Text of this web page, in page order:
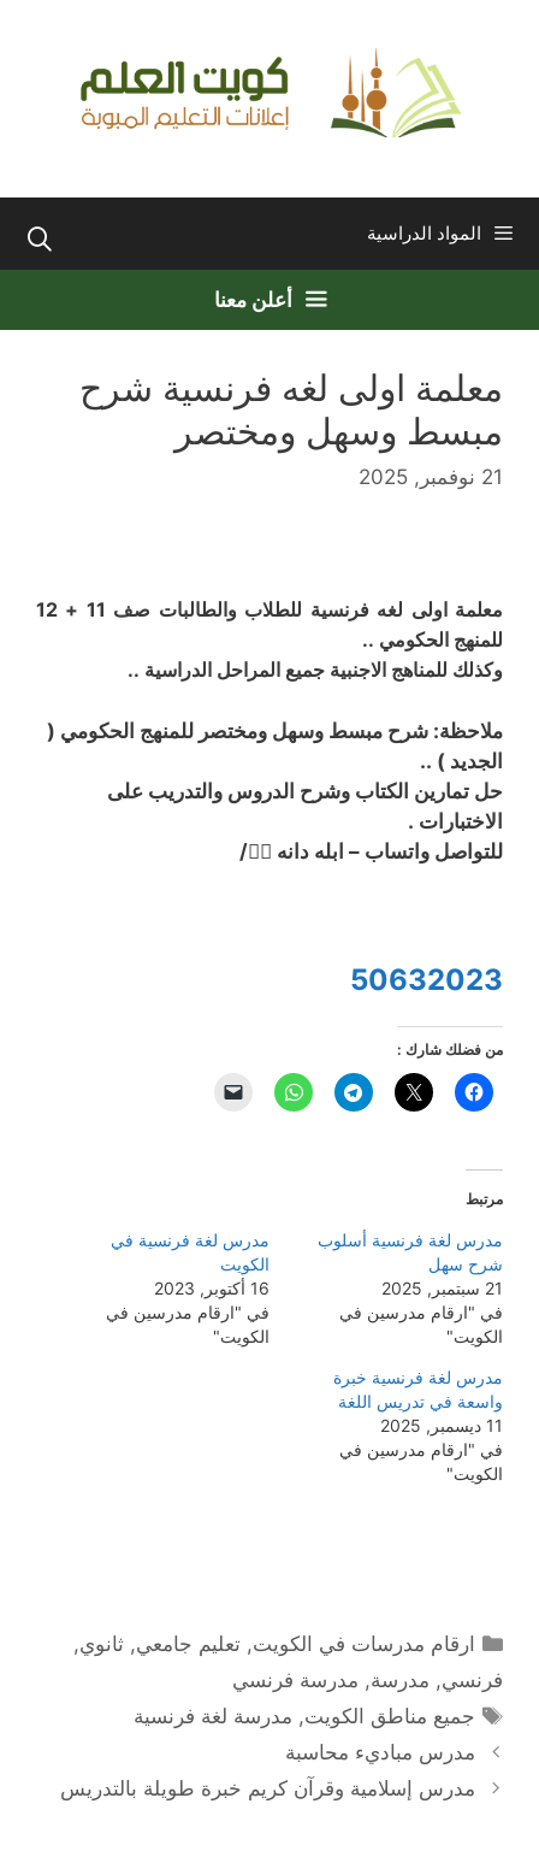
المواد الدراسية
أعلن معنا
معلمة اولى لغه فرنسية شرح
مبسط وسهل ومختصر
21 نوفمبر, 2025
معلمة اولى لغه فرنسية للطلاب والطالبات صف 11 + 12
للمنهج الحكومي ..
وكذلك للمناهج الاجنبية جميع المراحل الدراسية ..
ملاحظة: شرح مبسط وسهل ومختصر للمنهج الحكومي (
الجديد ) ..
حل تمارين الكتاب وشرح الدروس والتدريب على
الاختبارات .
للتواصل واتساب – ابله دانه 👍🏻/
50632023
من فضلك شارك :
مرتبط
مدرس لغة فرنسية أسلوب
شرح سهل
21 سبتمبر, 2025
في "ارقام مدرسين في
الكويت"
مدرس لغة فرنسية في
الكويت
16 أكتوبر, 2023
في "ارقام مدرسين في
الكويت"
مدرس لغة فرنسية خبرة
واسعة في تدريس اللغة
11 ديسمبر, 2025
في "ارقام مدرسين في
الكويت"
التصنيفات
ارقام مدرسات في الكويت,تعليم جامعي,ثانوي,
فرنسي, مدرسة, مدرسة فرنسي
الوسوم
جميع مناطق الكويت, مدرسة لغة فرنسية
مدرس مباديء محاسبة
مدرس إسلامية وقرآن كريم خبرة طويلة بالتدريس